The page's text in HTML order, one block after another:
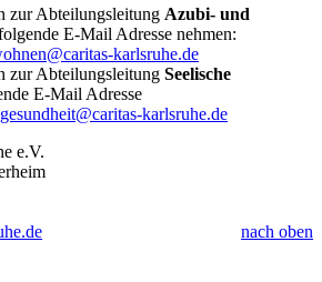
zur Abteilungsleitung Azubi- und
E-Mail Adresse nehmen:
karlsruhe.de
zur Abteilungsleitung Seelische
E-Mail Adresse
karlsruhe.de
e.V.
nach oben